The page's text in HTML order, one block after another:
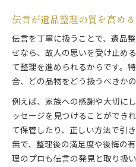
伝言が遺品整理の質を高め
伝言を丁寧に扱うことで、遺品
ぜなら、故人の思いを受け止め
て整理を進められるからです。
合、どの品物をどう扱うべきか
例えば、家族への感謝や大切に
ッセージを見つけることができ
て保管したり、正しい方法で引
無で、整理後の満足度や後悔の
理のプロも伝言の発見と取り扱